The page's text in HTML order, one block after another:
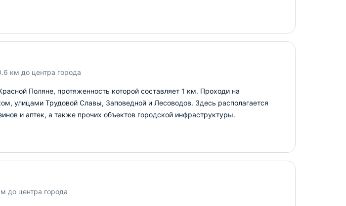
км до центра города
Поляне, протяженность которой составляет 1 км. Проходи на
улицами Трудовой Славы, Заповедной и Лесоводов. Здесь располагается
и аптек, а также прочих объектов городской инфраструктуры.
до центра города